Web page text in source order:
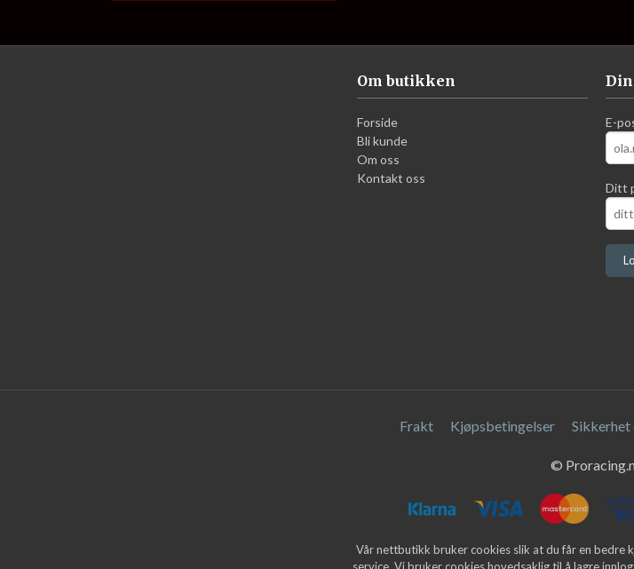
Om butikken
Forside
Bli kunde
Om oss
Kontakt oss
E-
Ditt
Frakt Kjøpsbetingelser Sikkerhet
©
Vår nettbutikk bruker cookies slik at du får en bedre